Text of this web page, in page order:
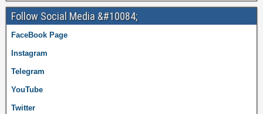
Follow Social Media &#10084;
FaceBook Page
Instagram
Telegram
YouTube
Twitter